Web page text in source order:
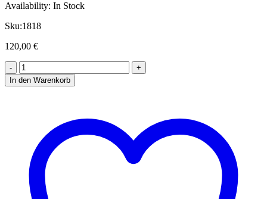
Availability: In Stock
Sku:1818
120,00 €
In den Warenkorb